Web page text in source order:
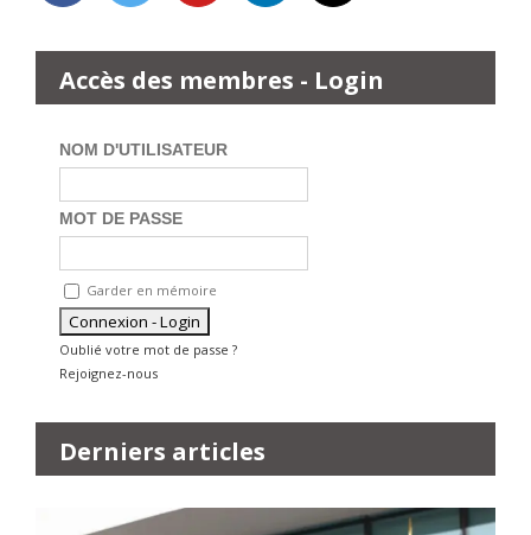
Accès des membres - Login
NOM D'UTILISATEUR
MOT DE PASSE
Garder en mémoire
Oublié votre mot de passe ?
Rejoignez-nous
Derniers articles